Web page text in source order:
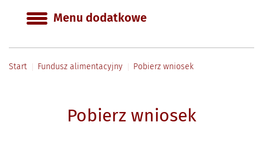
Menu dodatkowe
Start Fundusz alimentacyjny Pobierz wniosek
Pobierz wniosek